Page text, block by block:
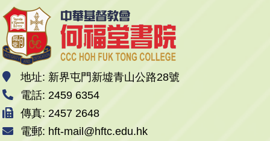
地址: 新界屯門新墟青山公路28號
電話: 2459 6354
傳真: 2457 2648
電郵: hft-mail@hftc.edu.hk